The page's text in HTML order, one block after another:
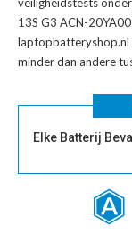
veiligheidstests
13S G3 ACN-
laptopbatteryshop.nl
minder dan andere
Elke Batterij